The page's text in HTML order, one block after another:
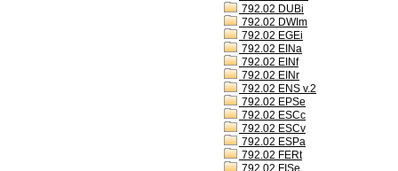
792.02 DUBi
792.02 DWIm
792.02 EGEi
792.02 EINa
792.02 EINf
792.02 EINr
792.02 ENS v.2
792.02 EPSe
792.02 ESCc
792.02 ESCv
792.02 ESPa
792.02 FERt
792.02 FISe